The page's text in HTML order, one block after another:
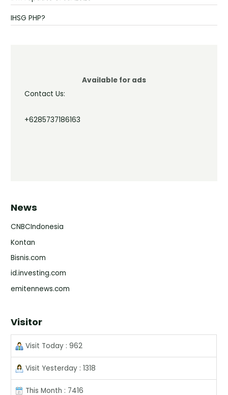
IHSG PHP?
Available for ads
Contact Us:
+6285737186163
News
CNBCIndonesia
Kontan
Bisnis.com
id.investing.com
emitennews.com
Visitor
Visit Today : 962
Visit Yesterday : 1318
This Month : 7416